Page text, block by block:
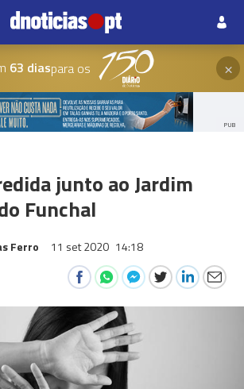
63 diaspara os ×
PUB
junto ao Jardim
Funchal
Ferro 11 set 2020 14:18